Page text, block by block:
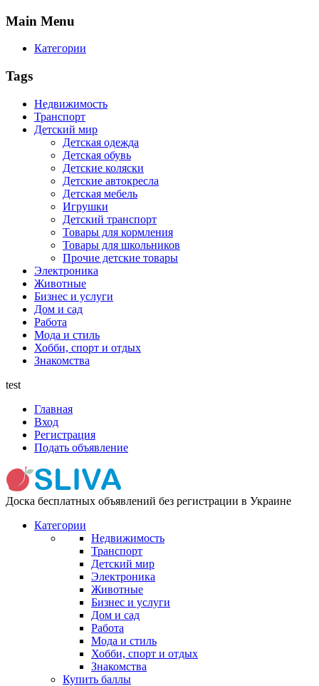
Main Menu
Категории
Tags
Недвижимость
Транспорт
Детский мир
Детская одежда
Детская обувь
Детские коляски
Детские автокресла
Детская мебель
Игрушки
Детский транспорт
Товары для кормления
Товары для школьников
Прочие детские товары
Электроника
Животные
Бизнес и услуги
Дом и сад
Работа
Мода и стиль
Хобби, спорт и отдых
Знакомства
test
Главная
Вход
Регистрация
Подать объявление
Доска бесплатных объявлений без регистрации в Украине
Категории
Недвижимость
Транспорт
Детский мир
Электроника
Животные
Бизнес и услуги
Дом и сад
Работа
Мода и стиль
Хобби, спорт и отдых
Знакомства
Купить баллы